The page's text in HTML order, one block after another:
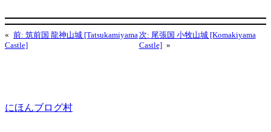
« 前: 筑前国 龍神山城 [Tatsukamiyama
Castle]
次: 尾張国 小牧山城 [Komakiyama
Castle] »
にほんブログ村